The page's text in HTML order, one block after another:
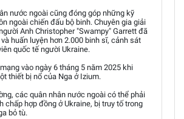
nước ngoài cũng đóng góp những kỹ
ngoài chiến đấu bộ binh. Chuyên gia giải
Anh Christopher "Swampy" Garrett đã
huấn luyện hơn 2.000 binh sĩ, cảnh sát
quốc tế người Ukraine.
vào ngày 6 tháng 5 năm 2025 khi
thiết bị nổ của Nga ở Izium.
các quân nhân nước ngoài có thể phải
chấp hợp đồng ở Ukraine, bị truy tố trong
bỏ tù.